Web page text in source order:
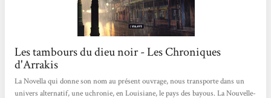
Les tambours du dieu noir - Les Chroniques
d'Arrakis
La Novella qui donne son nom au présent ouvrage, nous transporte dans un
univers alternatif, une uchronie, en Louisiane, le pays des bayous. La Nouvelle-